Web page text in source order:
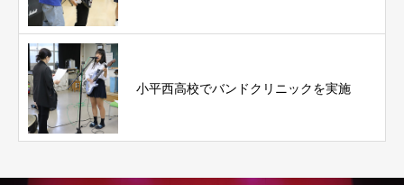
小平西高校でバンドクリニックを実施